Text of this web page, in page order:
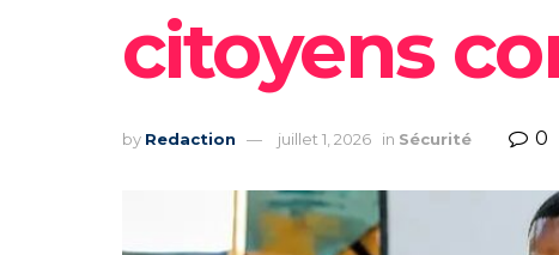
citoyens
by Redaction juillet 1, 2026 in Sécurité 0